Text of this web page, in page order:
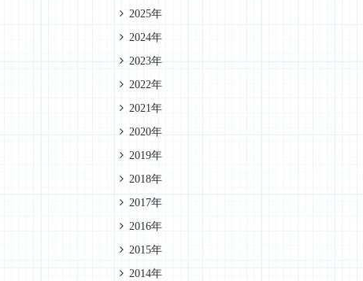
2025年
2024年
2023年
2022年
2021年
2020年
2019年
2018年
2017年
2016年
2015年
2014年